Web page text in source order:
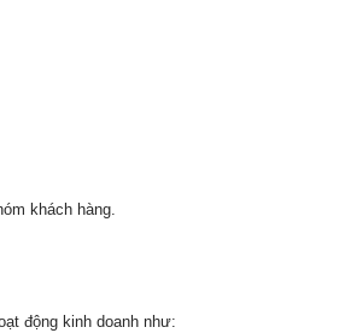
khách hàng.
động kinh doanh như: